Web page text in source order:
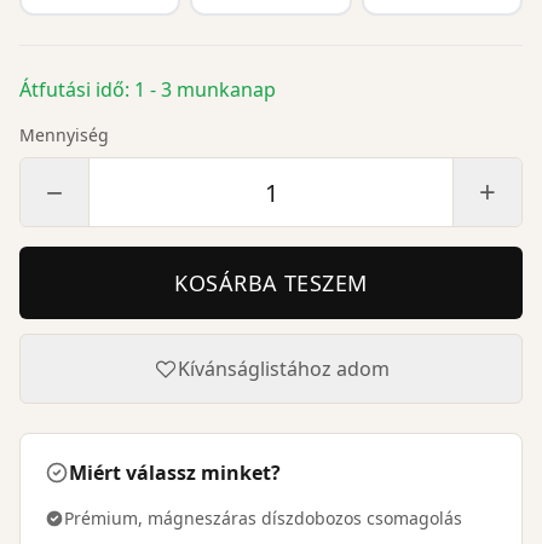
Átfutási idő: 1 - 3 munkanap
Mennyiség
− +
KOSÁRBA TESZEM
Kívánságlistához adom
Miért válassz minket?
Prémium, mágneszáras díszdobozos csomagolás